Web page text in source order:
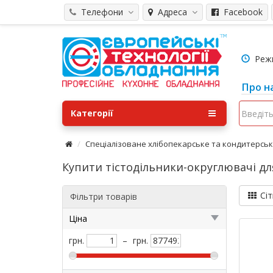
Телефони Адреса Facebook
Про
Категорії
Спеціалізоване хлібопекарське та
Купити тістодільники-округлювачі
Фільтри товарів
Ціна
грн.
– грн.